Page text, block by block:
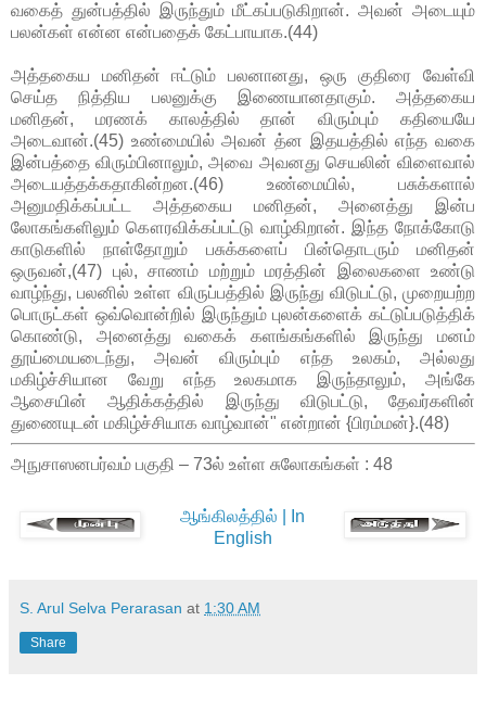
வகைத் துன்பத்தில் இருந்தும் மீட்கப்படுகிறான். அவன் அடையும்
பலன்கள் என்ன என்பதைக் கேட்பாயாக.(44)
அத்தகைய மனிதன் ஈட்டும் பலனானது, ஒரு குதிரை வேள்வி
செய்த நித்திய பலனுக்கு இணையானதாகும். அத்தகைய
மனிதன், மரணக் காலத்தில் தான் விரும்பும் கதியையே
அடைவான்.(45) உண்மையில் அவன் த்ன இதயத்தில் எந்த வகை
இன்பத்தை விரும்பினாலும், அவை அவனது செயலின் விளைவால்
அடையத்தக்கதாகின்றன.(46) உண்மையில், பசுக்களால்
அனுமதிக்கப்பட்ட அத்தகைய மனிதன், அனைத்து இன்ப
லோகங்களிலும் கௌரவிக்கப்பட்டு வாழ்கிறான். இந்த நோக்கோடு
காடுகளில் நாள்தோறும் பசுக்களைப் பின்தொடரும் மனிதன்
ஒருவன்,(47) புல், சாணம் மற்றும் மரத்தின் இலைகளை உண்டு
வாழ்ந்து, பலனில் உள்ள விருப்பத்தில் இருந்து விடுபட்டு, முறையற்ற
பொருட்கள் ஒவ்வொன்றில் இருந்தும் புலன்களைக் கட்டுப்படுத்திக்
கொண்டு, அனைத்து வகைக் களங்கங்களில் இருந்து மனம்
தூய்மையடைந்து, அவன் விரும்பும் எந்த உலகம், அல்லது
மகிழ்ச்சியான வேறு எந்த உலகமாக இருந்தாலும், அங்கே
ஆசையின் ஆதிக்கத்தில் இருந்து விடுபட்டு, தேவர்களின்
துணையுடன் மகிழ்ச்சியாக வாழ்வான்" என்றான் {பிரம்மன்}.(48)
அநுசாஸனபர்வம் பகுதி – 73ல் உள்ள சுலோகங்கள் : 48
ஆங்கிலத்தில் | In
English
S. Arul Selva Perarasan at 1:30 AM
Share